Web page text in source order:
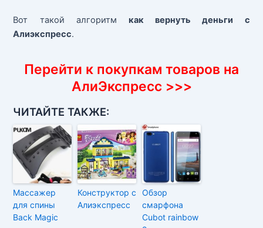
Вот такой алгоритм как вернуть деньги с
Алиэкспресс.
Перейти к покупкам товаров на
АлиЭкспресс >>>
ЧИТАЙТЕ ТАКЖЕ:
Массажер
для спины
Back Magic
Конструктор с
Алиэкспресс
Обзор
смарфона
Cubot rainbow